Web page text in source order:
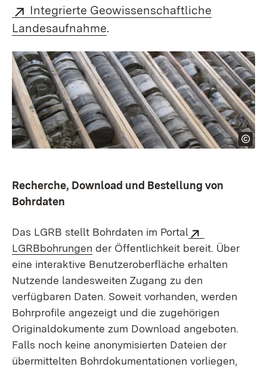
Integrierte Geo­wissen­­schaft­liche
Landes­­aufnahme.
Recherche, Download und Bestellung von
Bohrdaten
Das LGRB stellt Bohrdaten im Portal
LGRBbohrungen der Öffentlichkeit bereit. Über
eine interaktive Benutzer­oberfläche erhalten
Nutzende landesweiten Zugang zu den
verfügbaren Daten. Soweit vorhanden, werden
Bohrprofile angezeigt und die zugehörigen
Originaldokumente zum Download angeboten.
Falls noch keine anonymisierten Dateien der
übermittelten Bohr­dokumentationen vorliegen,